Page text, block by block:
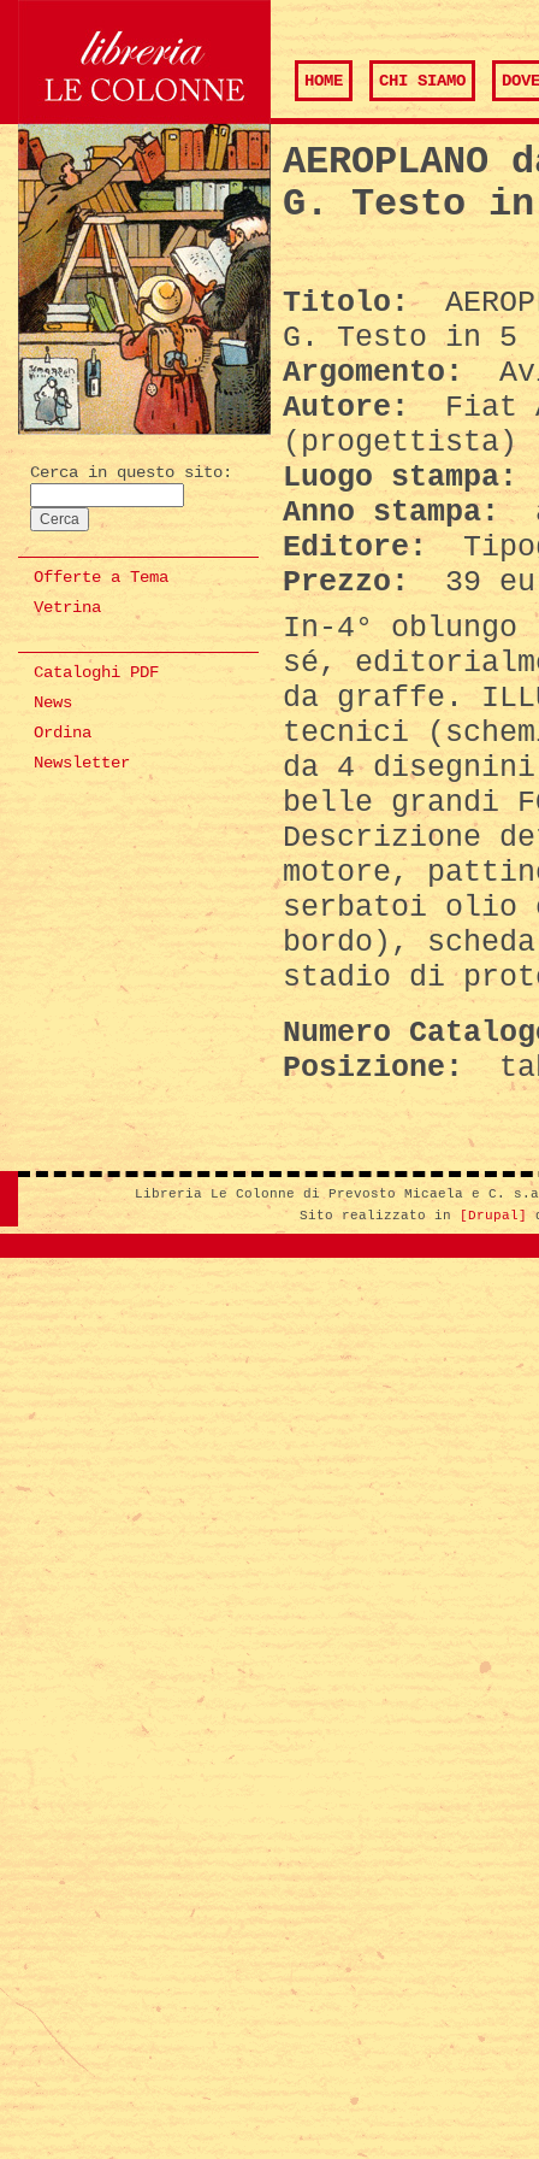
HOME CHI SIAMO
Cerca in questo sito:
Offerte a Tema
Vetrina
Cataloghi PDF
News
Ordina
Newsletter
AEROPLANO
G. Testo
Titolo:
G. Testo in 5
Argomento:
Autore:
Fiat
(progettista)
Luogo stampa:
Anno stampa:
Editore:
Prezzo:
39
In-4°
sé,
da graffe.
tecnici
da 4
belle grandi
Descrizione
motore,
serbatoi olio
bordo),
stadio di
Numero
Posizione:
Libreria Le Colonne di Prevosto Micaela e C.
Sito realizzato in
[Drupal]